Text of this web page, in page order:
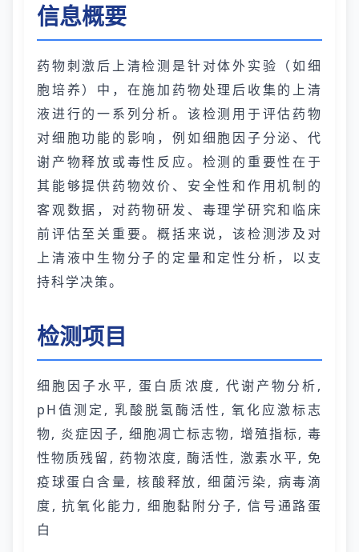
信息概要
药物刺激后上清检测是针对体外实验（如细
胞培养）中，在施加药物处理后收集的上清
液进行的一系列分析。该检测用于评估药物
对细胞功能的影响，例如细胞因子分泌、代
谢产物释放或毒性反应。检测的重要性在于
其能够提供药物效价、安全性和作用机制的
客观数据，对药物研发、毒理学研究和临床
前评估至关重要。概括来说，该检测涉及对
上清液中生物分子的定量和定性分析，以支
持科学决策。
检测项目
细胞因子水平, 蛋白质浓度, 代谢产物分析,
pH值测定, 乳酸脱氢酶活性, 氧化应激标志
物, 炎症因子, 细胞凋亡标志物, 增殖指标, 毒
性物质残留, 药物浓度, 酶活性, 激素水平, 免
疫球蛋白含量, 核酸释放, 细菌污染, 病毒滴
度, 抗氧化能力, 细胞黏附分子, 信号通路蛋
白